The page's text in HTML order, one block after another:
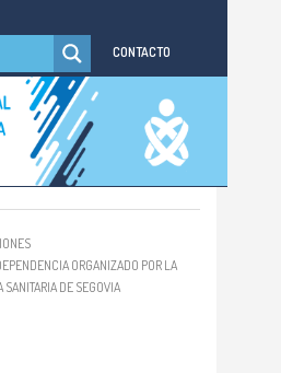
CONTACTO
ORGANIZADO POR LA
DE SEGOVIA